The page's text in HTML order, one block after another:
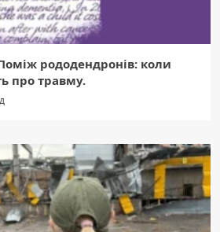
рододендронів: коли
про травму.